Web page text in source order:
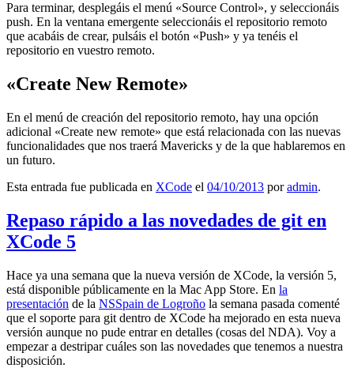
Para terminar, desplegáis el menú «Source Control», y seleccionáis
push. En la ventana emergente seleccionáis el repositorio remoto
que acabáis de crear, pulsáis el botón «Push» y ya tenéis el
repositorio en vuestro remoto.
«Create New Remote»
En el menú de creación del repositorio remoto, hay una opción
adicional «Create new remote» que está relacionada con las nuevas
funcionalidades que nos traerá Mavericks y de la que hablaremos en
un futuro.
Esta entrada fue publicada en XCode el 04/10/2013 poradmin.
Repaso rápido a las novedades de git en
XCode 5
Hace ya una semana que la nueva versión de XCode, la versión 5,
está disponible públicamente en la Mac App Store. En la
presentación de la NSSpain de Logroño la semana pasada comenté
que el soporte para git dentro de XCode ha mejorado en esta nueva
versión aunque no pude entrar en detalles (cosas del NDA). Voy a
empezar a destripar cuáles son las novedades que tenemos a nuestra
disposición.